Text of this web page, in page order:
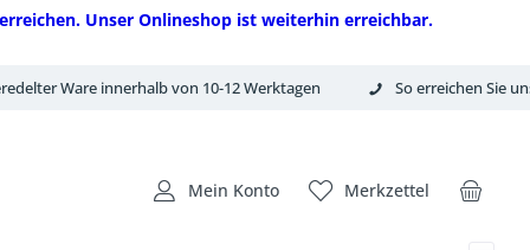
Unser Onlineshop ist weiterhin erreichbar.
Ware innerhalb von 10-12 Werktagen So erreichen Sie
Merkzettel
Mein Konto